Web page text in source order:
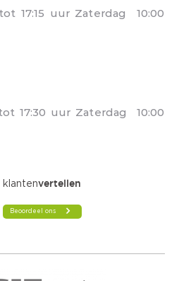
17:15 uur Zaterdag 10:00
17:30 uur Zaterdag 10:00